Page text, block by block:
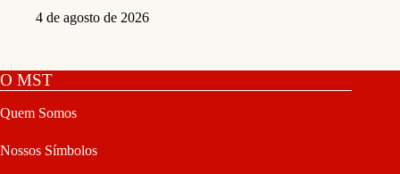
4 de agosto de 2026
O MST
Quem Somos
Nossos Símbolos